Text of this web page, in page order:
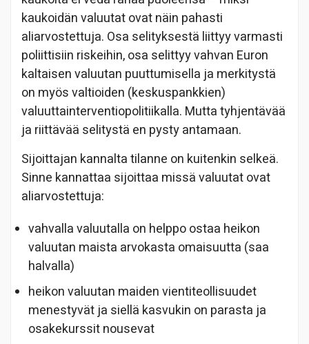
kaukoidän valuutat ovat näin pahasti
aliarvostettuja. Osa selityksestä liittyy varmasti
poliittisiin riskeihin, osa selittyy vahvan Euron
kaltaisen valuutan puuttumisella ja merkitystä
on myös valtioiden (keskuspankkien)
valuuttainterventiopolitiikalla. Mutta tyhjentävää
ja riittävää selitystä en pysty antamaan.
Sijoittajan kannalta tilanne on kuitenkin selkeä.
Sinne kannattaa sijoittaa missä valuutat ovat
aliarvostettuja:
vahvalla valuutalla on helppo ostaa heikon
valuutan maista arvokasta omaisuutta (saa
halvalla)
heikon valuutan maiden vientiteollisuudet
menestyvät ja siellä kasvukin on parasta ja
osakekurssit nousevat